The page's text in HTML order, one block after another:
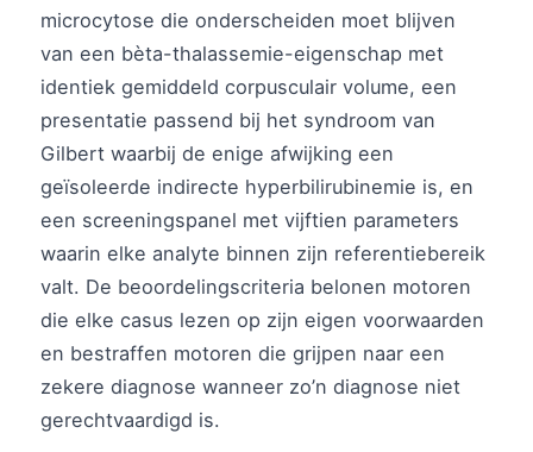
microcytose die onderscheiden moet blijven
van een bèta-thalassemie-eigenschap met
identiek gemiddeld corpusculair volume, een
presentatie passend bij het syndroom van
Gilbert waarbij de enige afwijking een
geïsoleerde indirecte hyperbilirubinemie is, en
een screeningspanel met vijftien parameters
waarin elke analyte binnen zijn referentiebereik
valt. De beoordelingscriteria belonen motoren
die elke casus lezen op zijn eigen voorwaarden
en bestraffen motoren die grijpen naar een
zekere diagnose wanneer zo’n diagnose niet
gerechtvaardigd is.